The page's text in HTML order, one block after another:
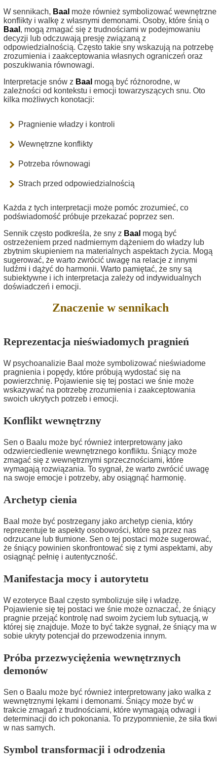
W sennikach, Baal może również symbolizować wewnętrzne
konflikty i walkę z własnymi demonami. Osoby, które śnią o
Baal , mogą zmagać się z trudnościami w podejmowaniu
decyzji lub odczuwają presję związaną z
odpowiedzialnością. Często takie sny wskazują na potrzebę
zrozumienia i zaakceptowania własnych ograniczeń oraz
poszukiwania równowagi.
Interpretacje snów z Baal mogą być różnorodne, w
zależności od kontekstu i emocji towarzyszących snu. Oto
kilka możliwych konotacji:
Pragnienie władzy i kontroli
Wewnętrzne konflikty
Potrzeba równowagi
Strach przed odpowiedzialnością
Każda z tych interpretacji może pomóc zrozumieć, co
podświadomość próbuje przekazać poprzez sen.
Sennik często podkreśla, że sny z Baal mogą być
ostrzeżeniem przed nadmiernym dążeniem do władzy lub
zbytnim skupieniem na materialnych aspektach życia. Mogą
sugerować, że warto zwrócić uwagę na relacje z innymi
ludźmi i dążyć do harmonii. Warto pamiętać, że sny są
subiektywne i ich interpretacja zależy od indywidualnych
doświadczeń i emocji.
Znaczenie w sennikach
Reprezentacja nieświadomych pragnień
W psychoanalizie Baal może symbolizować nieświadome
pragnienia i popędy, które próbują wydostać się na
powierzchnię. Pojawienie się tej postaci we śnie może
wskazywać na potrzebę zrozumienia i zaakceptowania
swoich ukrytych potrzeb i emocji.
Konflikt wewnętrzny
Sen o Baalu może być również interpretowany jako
odzwierciedlenie wewnętrznego konfliktu. Śniący może
zmagać się z wewnętrznymi sprzecznościami, które
wymagają rozwiązania. To sygnał, że warto zwrócić uwagę
na swoje emocje i potrzeby, aby osiągnąć harmonię.
Archetyp cienia
Baal może być postrzegany jako archetyp cienia, który
reprezentuje te aspekty osobowości, które są przez nas
odrzucane lub tłumione. Sen o tej postaci może sugerować,
że śniący powinien skonfrontować się z tymi aspektami, aby
osiągnąć pełnię i autentyczność.
Manifestacja mocy i autorytetu
W ezoteryce Baal często symbolizuje siłę i władzę.
Pojawienie się tej postaci we śnie może oznaczać, że śniący
pragnie przejąć kontrolę nad swoim życiem lub sytuacją, w
której się znajduje. Może to być także sygnał, że śniący ma w
sobie ukryty potencjał do przewodzenia innym.
Próba przezwyciężenia wewnętrznych
demonów
Sen o Baalu może być również interpretowany jako walka z
wewnętrznymi lękami i demonami. Śniący może być w
trakcie zmagań z trudnościami, które wymagają odwagi i
determinacji do ich pokonania. To przypomnienie, że siła tkwi
w nas samych.
Symbol transformacji i odrodzenia